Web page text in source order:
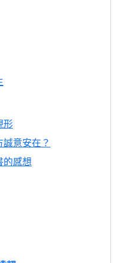
形
誠意安在？
的感想